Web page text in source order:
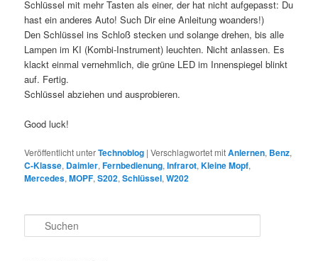
Schlüssel mit mehr Tasten als einer, der hat nicht aufgepasst: Du
hast ein anderes Auto! Such Dir eine Anleitung woanders!)
Den Schlüssel ins Schloß stecken und solange drehen, bis alle
Lampen im KI (Kombi-Instrument) leuchten. Nicht anlassen. Es
klackt einmal vernehmlich, die grüne LED im Innenspiegel blinkt
auf. Fertig.
Schlüssel abziehen und ausprobieren.
Good luck!
Veröffentlicht unterTechnoblog |Verschlagwortet mitAnlernen, Benz,
C-Klasse, Daimler,Fernbedienung,Infrarot,Kleine Mopf,
Mercedes,MOPF,S202,Schlüssel,W202
u